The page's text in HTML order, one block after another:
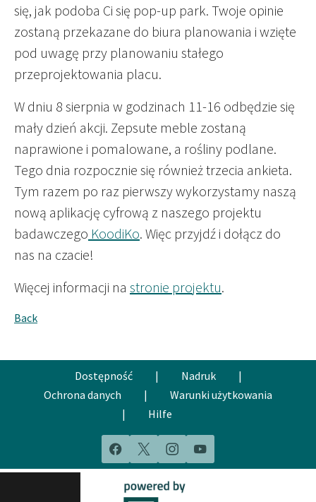
się, jak podoba Ci się pop-up park. Twoje opinie
zostaną przekazane do biura planowania i wzięte
pod uwagę przy planowaniu stałego
przeprojektowania placu.
W dniu 8 sierpnia w godzinach 11-16 odbędzie się
mały dzień akcji. Zepsute meble zostaną
naprawione i pomalowane, a rośliny podlane.
Tego dnia rozpocznie się również trzecia ankieta.
Tym razem po raz pierwszy wykorzystamy naszą
nową aplikację cyfrową z naszego projektu
badawczego KoodiKo. Więc przyjdź i dołącz do
nas na czacie!
Więcej informacji na stronie projektu.
Back
Dostępność | Nadruk
|
Ochrona danych
|
Warunki użytkowania
|
Hilfe
Facebook
X InstagramYouTube